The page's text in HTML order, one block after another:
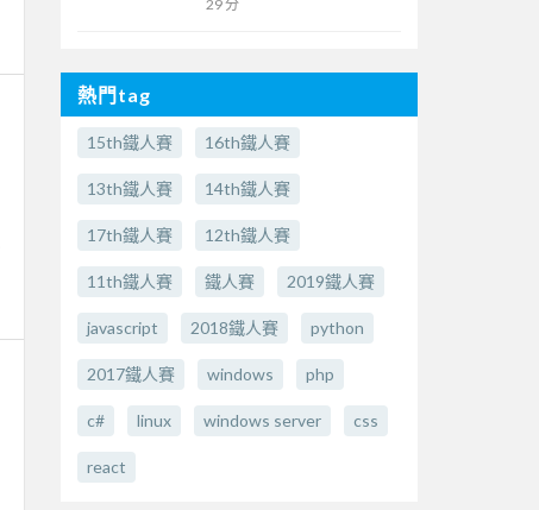
29 分
熱門tag
15th鐵人賽 16th鐵人賽
13th鐵人賽 14th鐵人賽
17th鐵人賽 12th鐵人賽
11th鐵人賽 鐵人賽 2019鐵人賽
javascript 2018鐵人賽 python
2017鐵人賽 windows php
c# linux windows server css
react